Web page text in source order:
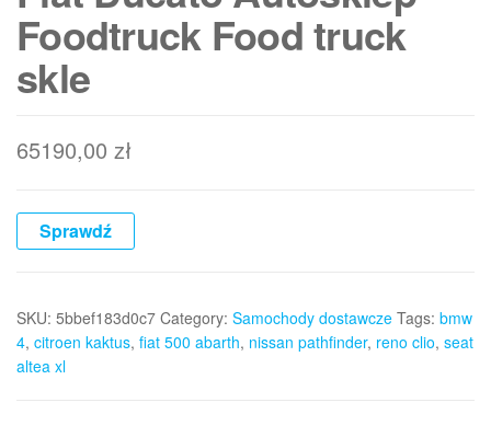
Foodtruck Food truck
skle
65190,00 zł
Sprawdź
SKU: 5bbef183d0c7 Category: Samochody dostawcze Tags: bmw
4, citroen kaktus, fiat 500 abarth, nissan pathfinder, reno clio, seat
altea xl